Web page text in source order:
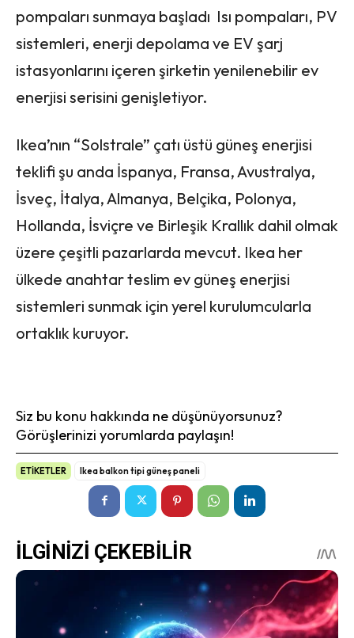
pompaları sunmaya başladı Isı pompaları, PV
sistemleri, enerji depolama ve EV şarj
istasyonlarını içeren şirketin yenilenebilir ev
enerjisi serisini genişletiyor.
Ikea’nın “Solstrale” çatı üstü güneş enerjisi
teklifi şu anda İspanya, Fransa, Avustralya,
İsveç, İtalya, Almanya, Belçika, Polonya,
Hollanda, İsviçre ve Birleşik Krallık dahil olmak
üzere çeşitli pazarlarda mevcut. Ikea her
ülkede anahtar teslim ev güneş enerjisi
sistemleri sunmak için yerel kurulumcularla
ortaklık kuruyor.
Siz bu konu hakkında ne düşünüyorsunuz?
Görüşlerinizi yorumlarda paylaşın!
ETİKETLER Ikea balkon tipi güneş paneli